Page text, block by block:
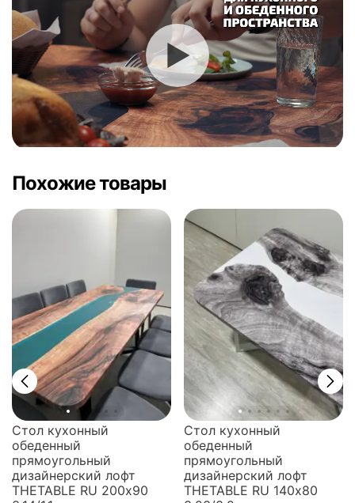
Похожие товары
Стол кухонный
обеденный
прямоугольный
дизайнерский лофт
THETABLE RU 200х90
Стол кухонный
обеденный
прямоугольный
дизайнерский лофт
THETABLE RU 140х80